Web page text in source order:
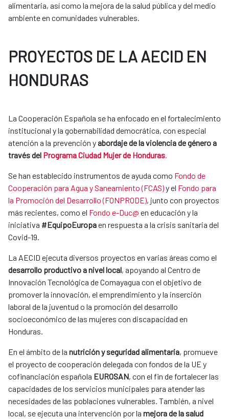
alimentaria, así como la mejora de la salud pública y del medio
ambiente en comunidades vulnerables.
PROYECTOS DE LA AECID EN
HONDURAS
La Cooperación Española se ha enfocado en el fortalecimiento
institucional y la gobernabilidad democrática, con especial
atención a la prevención yabordaje de la violencia de género a
través del Programa Ciudad Mujer de Honduras.
Se han establecido instrumentos de ayuda como Fondo de
Cooperación para Agua y Saneamiento (FCAS)y el Fondo para
la Promoción del Desarrollo (FONPRODE), junto con proyectos
más recientes, como el Fondo e-Duc@ en educación y la
iniciativa #EquipoEuropaen respuesta a la crisis sanitaria del
Covid-19.
La AECID ejecuta diversos proyectos en varias áreas como el
desarrollo productivo a nivel local, apoyando al Centro de
Innovación Tecnológica de Comayagua con el objetivo de
promover la innovación, el emprendimiento y la inserción
laboral de la juventud o la promoción del desarrollo
socioeconómico de las mujeres con discapacidad en
Honduras.
En el ámbito de la nutrición y seguridad alimentaria, promueve
el proyecto de cooperación delegada con fondos de la UE y
cofinanciación española EUROSAN, con el fin de fortalecer las
capacidades de los servicios municipales para atender las
necesidades de las poblaciones vulnerables. También, a nivel
local, se ejecuta una intervención por la mejora de la salud